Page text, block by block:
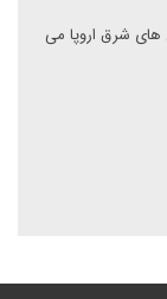
های شرق اروپا می